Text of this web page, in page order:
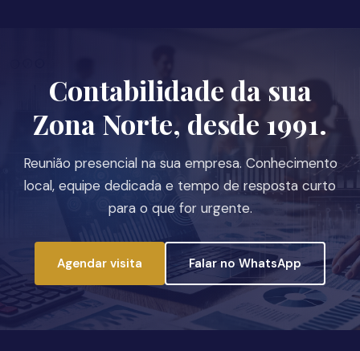
Contabilidade da sua
Zona Norte, desde 1991.
Reunião presencial na sua empresa. Conhecimento
local, equipe dedicada e tempo de resposta curto
para o que for urgente.
Agendar visita Falar no WhatsApp